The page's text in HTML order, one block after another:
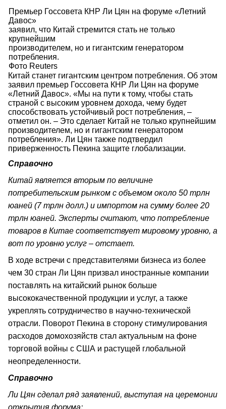
Премьер Госсовета КНР Ли Цян на форуме «Летний
Давос»
заявил, что Китай стремится стать не только
крупнейшим
производителем, но и гигантским генератором
потребления.
Фото Reuters
Китай станет гигантским центром потребления. Об этом
заявил премьер Госсовета КНР Ли Цян на форуме
«Летний Давос». «Мы на пути к тому, чтобы стать
страной с высоким уровнем дохода, чему будет
способствовать устойчивый рост потребления, –
отметил он. – Это сделает Китай не только крупнейшим
производителем, но и гигантским генератором
потребления». Ли Цян также подтвердил
приверженность Пекина защите глобализации.
Справочно
Китай является вторым по величине
потребительским рынком с объемом около 50 трлн
юаней (7 трлн долл.) и импортом на сумму более 20
трлн юаней. Эксперты считают, что потребление
товаров в Китае соответствует мировому уровню, а
вот по уровню услуг – отстает.
В ходе встречи с представителями бизнеса из более
чем 30 стран Ли Цян призвал иностранные компании
поставлять на китайский рынок больше
высококачественной продукции и услуг, а также
укреплять сотрудничество в научно-технической
отрасли. Поворот Пекина в сторону стимулирования
расходов домохозяйств стал актуальным на фоне
торговой войны с США и растущей глобальной
неопределенности.
Справочно
Ли Цян сделал ряд заявлений, выступая на церемонии